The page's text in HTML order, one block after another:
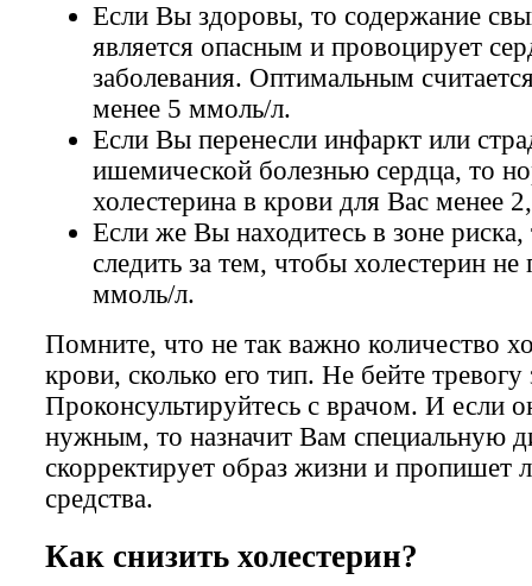
Если Вы здоровы, то содержание
является опасным и провоцирует
заболевания. Оптимальным
менее 5 ммоль/л.
Если Вы перенесли инфаркт или
ишемической болезнью сердца, то
холестерина в крови для Вас менее
Если же Вы находитесь в зоне
следить за тем, чтобы холестерин
ммоль/л.
Помните, что не так важно количество
крови, сколько его тип. Не бейте тревогу
Проконсультируйтесь с врачом. И если
нужным, то назначит Вам специальную
скорректирует образ жизни и пропишет
средства.
Как снизить холестерин?